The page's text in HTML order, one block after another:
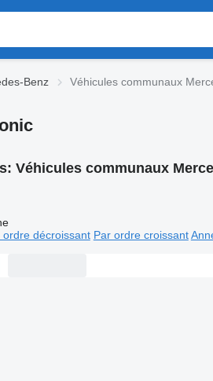
Benz Véhicules communaux
Véhicules communaux
ordre décroissant Par ordre croissant